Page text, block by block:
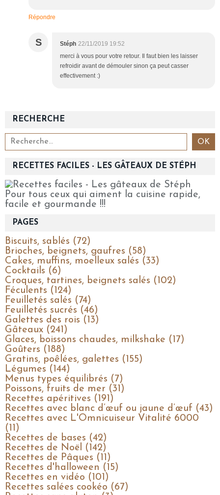
Répondre
S Stéph 22/11/2019 19:52
merci à vous pour votre retour. Il faut bien les laisser
refroidir avant de démouler sinon ça peut casser
effectivement :)
RECHERCHE
RECETTES FACILES - LES GÂTEAUX DE STÉPH
Pour tous ceux qui aiment la cuisine rapide,
facile et gourmande !!!
PAGES
Biscuits, sablés (72)
Brioches, beignets, gaufres (58)
Cakes, muffins, moelleux salés (33)
Cocktails (6)
Croques, tartines, beignets salés (102)
Féculents (124)
Feuilletés salés (74)
Feuilletés sucrés (46)
Galettes des rois (13)
Gâteaux (241)
Glaces, boissons chaudes, milkshake (17)
Goûters (188)
Gratins, poêlées, galettes (155)
Légumes (144)
Menus types équilibrés (7)
Poissons, fruits de mer (31)
Recettes apéritives (191)
Recettes avec blanc d’œuf ou jaune d’œuf (43)
Recettes avec L'Omnicuiseur Vitalité 6000
(11)
Recettes de bases (42)
Recettes de Noël (142)
Recettes de Pâques (11)
Recettes d'halloween (15)
Recettes en vidéo (101)
Recettes salées cookéo (67)